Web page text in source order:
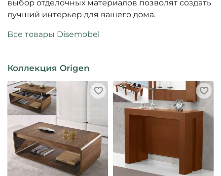
выбор отделочных материалов позволят создать
лучший интерьер для вашего дома.
Все товары Disemobel
Коллекция Origen